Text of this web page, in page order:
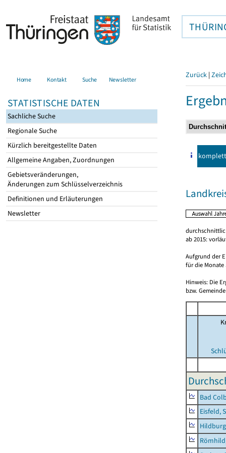
Home Kontakt Suche Newsletter
STATISTISCHE DATEN
Sachliche Suche
Regionale Suche
Kürzlich bereitgestellte Daten
Allgemeine Angaben, Zuordnungen
Gebietsveränderungen,
Änderungen zum Schlüsselverzeichnis
Definitionen und Erläuterungen
Newsletter
Zurück |
komplett
ab 2015:
Aufgrund der
für die Monate
Hinweis: Die
bzw.
Bad
Eisfeld,